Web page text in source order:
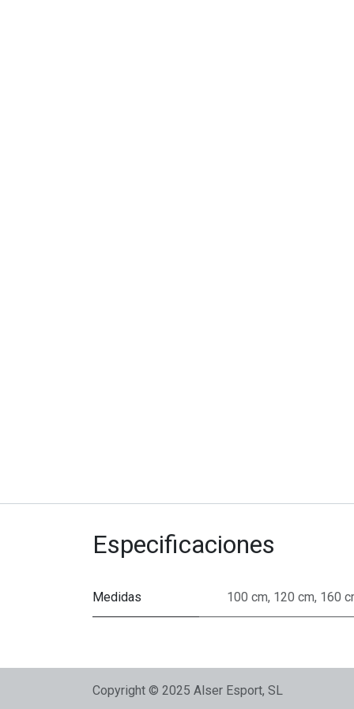
Especificaciones
Medidas 100 cm, 120 cm, 160
Copyright © 2025 Alser Esport, SL